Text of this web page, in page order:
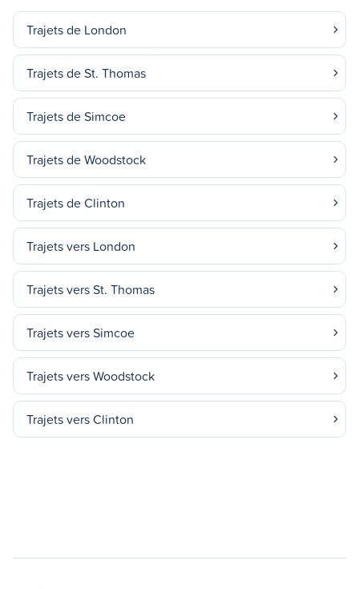
Trajets de London
Trajets de St. Thomas
Trajets de Simcoe
Trajets de Woodstock
Trajets de Clinton
Trajets vers London
Trajets vers St. Thomas
Trajets vers Simcoe
Trajets vers Woodstock
Trajets vers Clinton